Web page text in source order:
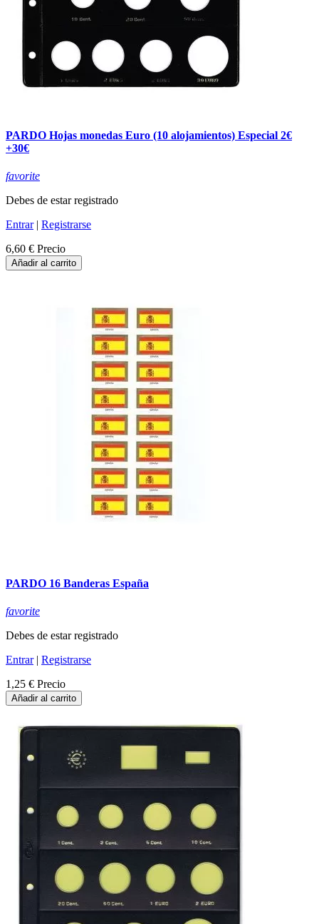
PARDO Hojas monedas Euro (10 alojamientos) Especial 2€
+30€
favorite
Debes de estar registrado
Entrar| Registrarse
6,60 € Precio
Añadir al carrito
PARDO 16 Banderas España
favorite
Debes de estar registrado
Entrar| Registrarse
1,25 € Precio
Añadir al carrito